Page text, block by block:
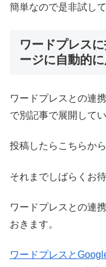
簡単なので是非試し
ワードプレス
ージに自動的
ワードプレスとの連
で別記事で展開してい
投稿したらこちらか
それまでしばらくお待
ワードプレスとの連
おきます。
ワードプレスと